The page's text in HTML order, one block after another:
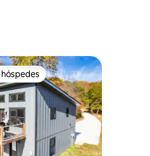
preferidos dos hóspedes